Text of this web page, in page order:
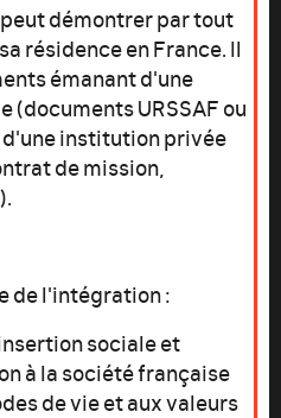
démontrer par tout
résidence en France. Il
émanant d'une
URSSAF ou
institution privée
de mission,
de l'intégration :
sociale et
à la société française
de vie et aux valeurs